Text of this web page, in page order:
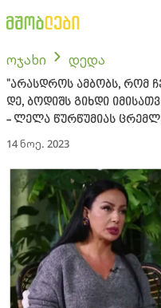
ოჯახი დედა
"არასდროს ამბობს, რომ
დე, ბოდიშს გიხდი
- ლელა წურწუმიას
14 ნოე. 2023